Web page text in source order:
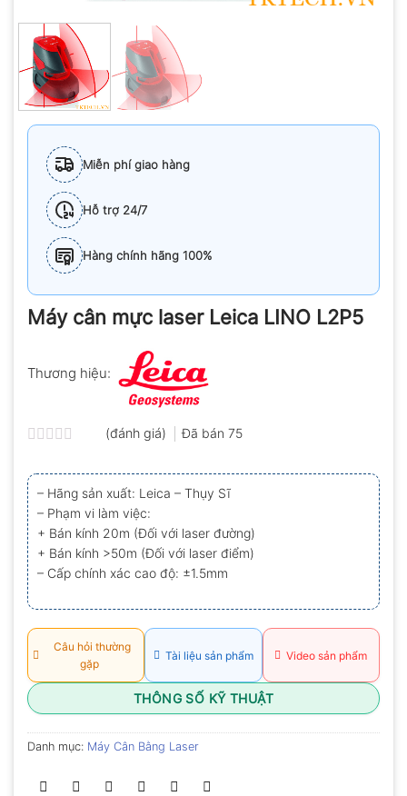
Miễn phí giao hàng
Hỗ trợ 24/7
Hàng chính hãng 100%
Máy cân mực laser Leica LINO L2P5
Thương hiệu:
xếp
hạng
0.0
5
sao
(đánh giá) Đã bán 75
– Hãng sản xuất: Leica – Thụy Sĩ
– Phạm vi làm việc:
+ Bán kính 20m (Đối với laser đường)
+ Bán kính >50m (Đối với laser điểm)
– Cấp chính xác cao độ: ±1.5mm
Câu hỏi thường
gặp
Tài liệu sản phẩm Video sản phẩm
THÔNG SỐ KỸ THUẬT
Danh mục: Máy Cân Bằng Laser